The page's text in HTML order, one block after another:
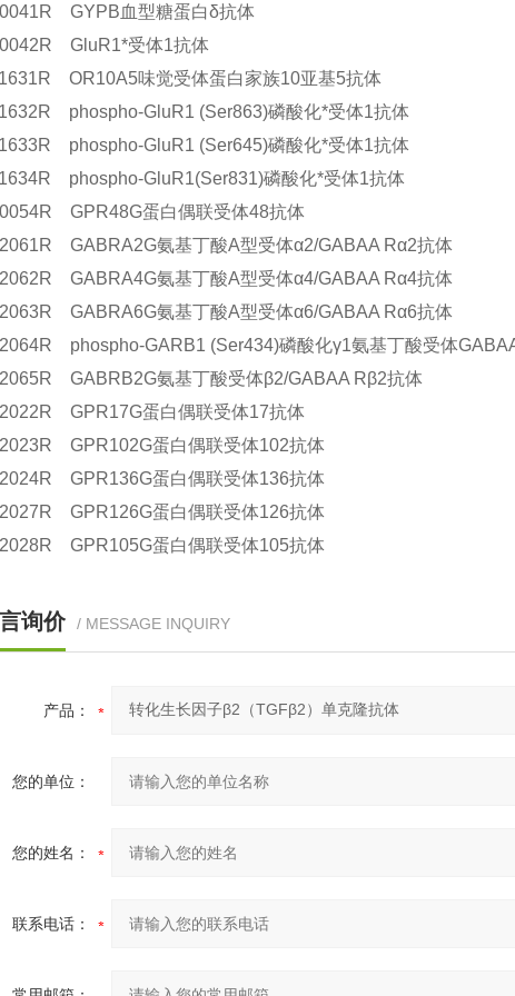
GYPB血型糖蛋白δ抗体
GluR1*受体1抗体
OR10A5味觉受体蛋白家族10亚基5抗体
phospho-GluR1 (Ser863)磷酸化*受体1抗体
phospho-GluR1 (Ser645)磷酸化*受体1抗体
phospho-GluR1(Ser831)磷酸化*受体1抗体
GPR48G蛋白偶联受体48抗体
GABRA2G氨基丁酸A型受体α2/GABAA Rα2抗体
GABRA4G氨基丁酸A型受体α4/GABAA Rα4抗体
GABRA6G氨基丁酸A型受体α6/GABAA Rα6抗体
phospho-GARB1 (Ser434)磷酸化γ1氨基丁酸受体
GABRB2G氨基丁酸受体β2/GABAA Rβ2抗体
GPR17G蛋白偶联受体17抗体
GPR102G蛋白偶联受体102抗体
GPR136G蛋白偶联受体136抗体
GPR126G蛋白偶联受体126抗体
GPR105G蛋白偶联受体105抗体
询价 / MESSAGE INQUIRY
产品：
您的单位：
您的姓名：
联系电话：